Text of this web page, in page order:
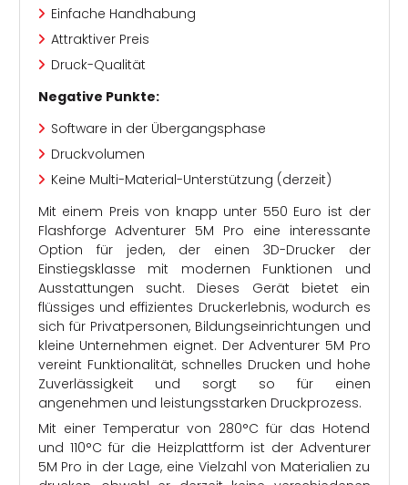
Einfache Handhabung
Attraktiver Preis
Druck-Qualität
Negative Punkte:
Software in der Übergangsphase
Druckvolumen
Keine Multi-Material-Unterstützung (derzeit)
Mit einem Preis von knapp unter 550 Euro ist der
Flashforge Adventurer 5M Pro eine interessante
Option für jeden, der einen 3D-Drucker der
Einstiegsklasse mit modernen Funktionen und
Ausstattungen sucht. Dieses Gerät bietet ein
flüssiges und effizientes Druckerlebnis, wodurch es
sich für Privatpersonen, Bildungseinrichtungen und
kleine Unternehmen eignet. Der Adventurer 5M Pro
vereint Funktionalität, schnelles Drucken und hohe
Zuverlässigkeit und sorgt so für einen
angenehmen und leistungsstarken Druckprozess.
Mit einer Temperatur von 280°C für das Hotend
und 110°C für die Heizplattform ist der Adventurer
5M Pro in der Lage, eine Vielzahl von Materialien zu